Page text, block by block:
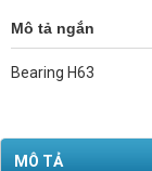
Mô tả ngắn
Bearing H63
MÔ TẢ